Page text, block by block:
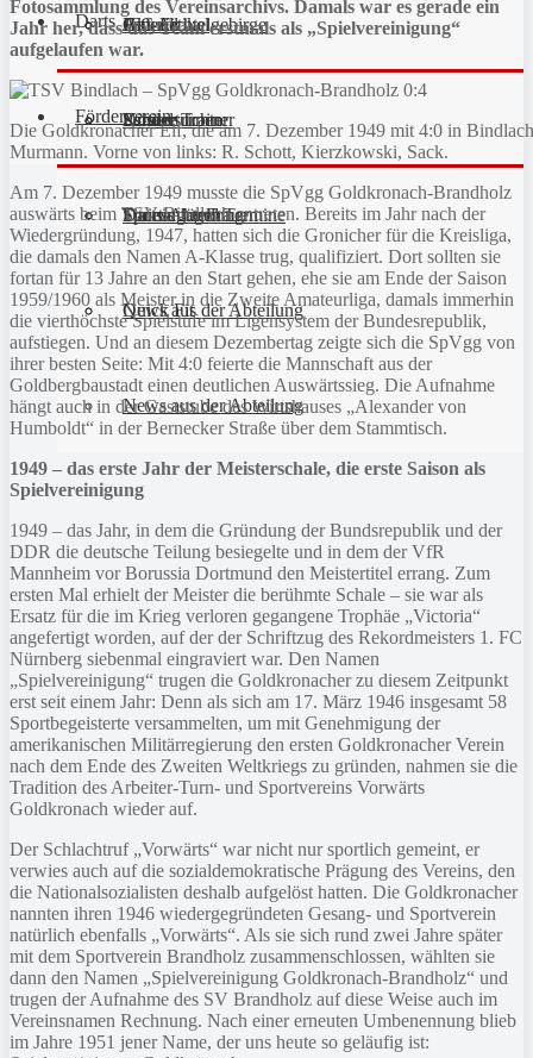
Fan-Artikel
Partner
Sportanlagen
Galerie
JFG Fichtelgebirge
Schiedsrichter
Aktuell
Unsere Trainer
Training und Termine
Kinderturnen
Fitness für Frauen
Quick Fit
News aus der Abteilung
Darts
Darts-Abteilung
News aus der Abteilung
Förderverein
Fotosammlung des Vereinsarchivs. Damals war es gerade ein
Jahr her, dass das Team erstmals als „Spielvereinigung“
aufgelaufen war.
Die Goldkronacher Elf, die am 7. Dezember 1949 mit 4:0 in
Murmann. Vorne von links: R. Schott, Kierzkowski, Sack.
Am 7. Dezember 1949 musste die SpVgg Goldkronach-Brandholz
auswärts beim TSV Bindlach antreten. Bereits im Jahr nach der
Wiedergründung, 1947, hatten sich die Gronicher für die Kreisliga,
die damals den Namen A-Klasse trug, qualifiziert. Dort sollten sie
fortan für 13 Jahre an den Start gehen, ehe sie am Ende der Saison
1959/1960 als Meister in die Zweite Amateurliga, damals immerhin
die vierthöchste Spielstufe im Ligensystem der Bundesrepublik,
aufstiegen. Und an diesem Dezembertag zeigte sich die SpVgg von
ihrer besten Seite: Mit 4:0 feierte die Mannschaft aus der
Goldbergbaustadt einen deutlichen Auswärtssieg. Die Aufnahme
hängt auch in der Gaststube des Wirtshauses „Alexander von
Humboldt“ in der Bernecker Straße über dem Stammtisch.
1949 – das erste Jahr der Meisterschale, die erste Saison als
Spielvereinigung
1949 – das Jahr, in dem die Gründung der Bundsrepublik und der
DDR die deutsche Teilung besiegelte und in dem der VfR
Mannheim vor Borussia Dortmund den Meistertitel errang. Zum
ersten Mal erhielt der Meister die berühmte Schale – sie war als
Ersatz für die im Krieg verloren gegangene Trophäe „Victoria“
angefertigt worden, auf der der Schriftzug des Rekordmeisters 1. FC
Nürnberg siebenmal eingraviert war. Den Namen
„Spielvereinigung“ trugen die Goldkronacher zu diesem Zeitpunkt
erst seit einem Jahr: Denn als sich am 17. März 1946 insgesamt 58
Sportbegeisterte versammelten, um mit Genehmigung der
amerikanischen Militärregierung den ersten Goldkronacher Verein
nach dem Ende des Zweiten Weltkriegs zu gründen, nahmen sie die
Tradition des Arbeiter-Turn- und Sportvereins Vorwärts
Goldkronach wieder auf.
Der Schlachtruf „Vorwärts“ war nicht nur sportlich gemeint, er
verwies auch auf die sozialdemokratische Prägung des Vereins, den
die Nationalsozialisten deshalb aufgelöst hatten. Die Goldkronacher
nannten ihren 1946 wiedergegründeten Gesang- und Sportverein
natürlich ebenfalls „Vorwärts“. Als sie sich rund zwei Jahre später
mit dem Sportverein Brandholz zusammenschlossen, wählten sie
dann den Namen „Spielvereinigung Goldkronach-Brandholz“ und
trugen der Aufnahme des SV Brandholz auf diese Weise auch im
Vereinsnamen Rechnung. Nach einer erneuten Umbenennung blieb
im Jahre 1951 jener Name, der uns heute so geläufig ist: